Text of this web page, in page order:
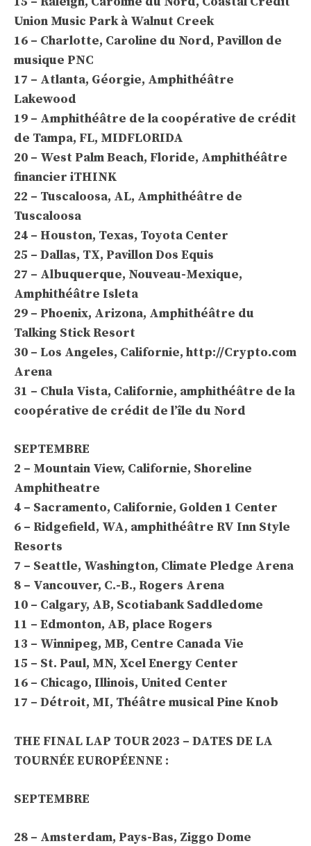
Union Music Park à Walnut Creek
16 – Charlotte, Caroline du Nord, Pavillon de
musique PNC
17 – Atlanta, Géorgie, Amphithéâtre
Lakewood
19 – Amphithéâtre de la coopérative de crédit
de Tampa, FL, MIDFLORIDA
20 – West Palm Beach, Floride, Amphithéâtre
financier iTHINK
22 – Tuscaloosa, AL, Amphithéâtre de
Tuscaloosa
24 – Houston, Texas, Toyota Center
25 – Dallas, TX, Pavillon Dos Equis
27 – Albuquerque, Nouveau-Mexique,
Amphithéâtre Isleta
29 – Phoenix, Arizona, Amphithéâtre du
Talking Stick Resort
30 – Los Angeles, Californie, http://Crypto.com
Arena
31 – Chula Vista, Californie, amphithéâtre de la
coopérative de crédit de l’île du Nord
SEPTEMBRE
2 – Mountain View, Californie, Shoreline
Amphitheatre
4 – Sacramento, Californie, Golden 1 Center
6 – Ridgefield, WA, amphithéâtre RV Inn Style
Resorts
7 – Seattle, Washington, Climate Pledge Arena
8 – Vancouver, C.-B., Rogers Arena
10 – Calgary, AB, Scotiabank Saddledome
11 – Edmonton, AB, place Rogers
13 – Winnipeg, MB, Centre Canada Vie
15 – St. Paul, MN, Xcel Energy Center
16 – Chicago, Illinois, United Center
17 – Détroit, MI, Théâtre musical Pine Knob
THE FINAL LAP TOUR 2023 – DATES DE LA
TOURNÉE EUROPÉENNE :
SEPTEMBRE
28 – Amsterdam, Pays-Bas, Ziggo Dome